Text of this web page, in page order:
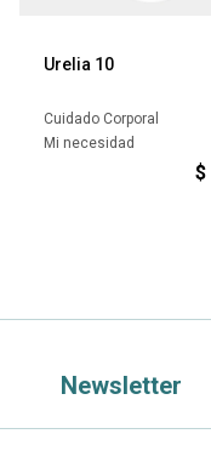
Urelia 10
Cuidado Corporal
Mi necesidad
$
Newsletter